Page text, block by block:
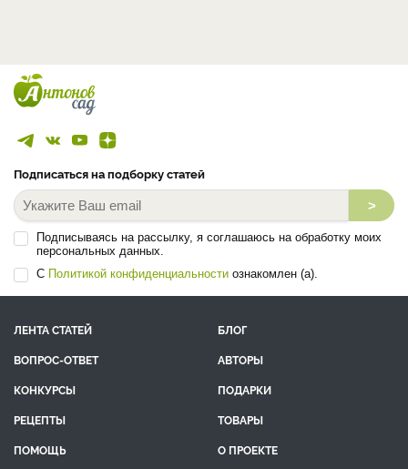
Подписаться на подборку статей
>
Подписываясь на рассылку, я соглашаюсь на обработку моих
персональных данных.
С Политикой конфиденциальности ознакомлен (а).
ЛЕНТА СТАТЕЙ
БЛОГ
ВОПРОС-ОТВЕТ
АВТОРЫ
КОНКУРСЫ
ПОДАРКИ
РЕЦЕПТЫ
ТОВАРЫ
ПОМОЩЬ
О ПРОЕКТЕ